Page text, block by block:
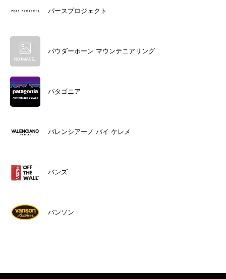
パースプロジェクト
パウダーホーン マウンテニアリング
パタゴニア
バレンシアーノ バイ ケレメ
バンズ
バンソン